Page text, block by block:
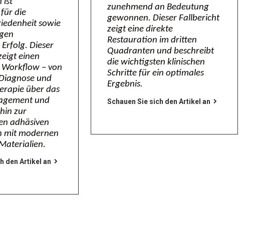
die
sowie
Dieser
einen
– von
und
über das
und
zur
adhäsiven
mit modernen
den Artikel an
zunehmend an Bedeutung
gewonnen. Dieser Fallbericht
zeigt eine direkte
Restauration im dritten
Quadranten und beschreibt
die wichtigsten klinischen
Schritte für ein optimales
Ergebnis.
Schauen Sie sich den Artikel an